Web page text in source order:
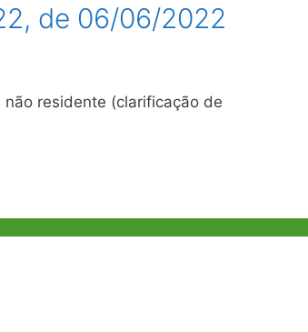
de 06/06/2022
não residente (clarificação de